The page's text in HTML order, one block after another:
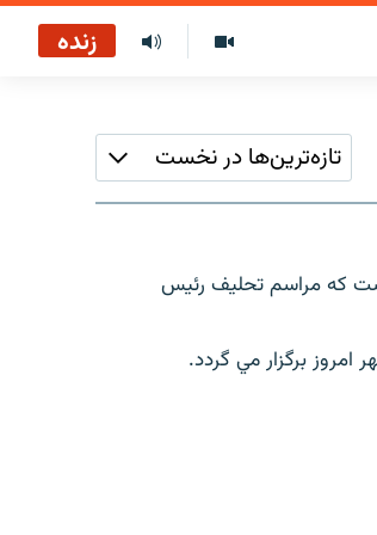
زنده
تازه‌ترین‌ها در نخست
که مراسم تحلیف رئیس
برگزار مي گردد.